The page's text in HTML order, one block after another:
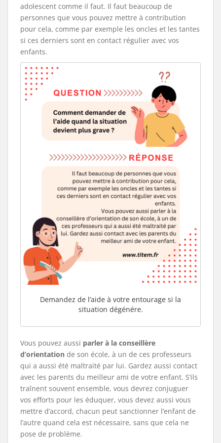
adolescent comme il faut. Il faut beaucoup de
personnes que vous pouvez mettre à contribution
pour cela, comme par exemple les oncles et les tantes
si ces derniers sont en contact régulier avec vos
enfants.
Demandez de l’aide à votre entourage si la
situation dégénére.
Vous pouvez aussi parler à la conseillère
d’orientation de son école, à un de ces professeurs
qui a aussi été maltraité par lui. Gardez aussi contact
avec les parents du meilleur ami de votre enfant. S’ils
traînent souvent ensemble, vous devrez conjuguer
vos efforts pour les éduquer, vous devez aussi vous
mettre d’accord, chacun peut sanctionner l’enfant de
l’autre quand cela est nécessaire, sans que cela ne
pose de problème.